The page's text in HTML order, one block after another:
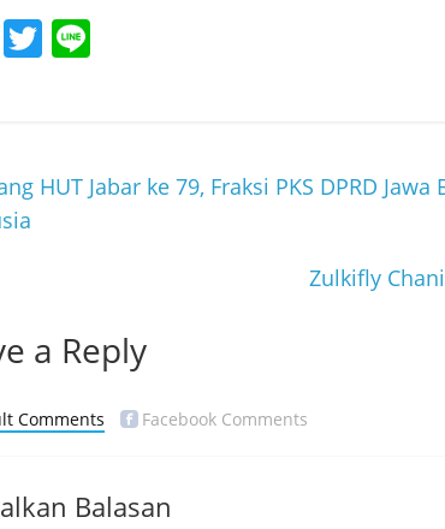
F T
HUT Jabar ke 79, Fraksi PKS DPRD
Zulkifly
a Reply
Comments Facebook Comments
Balasan